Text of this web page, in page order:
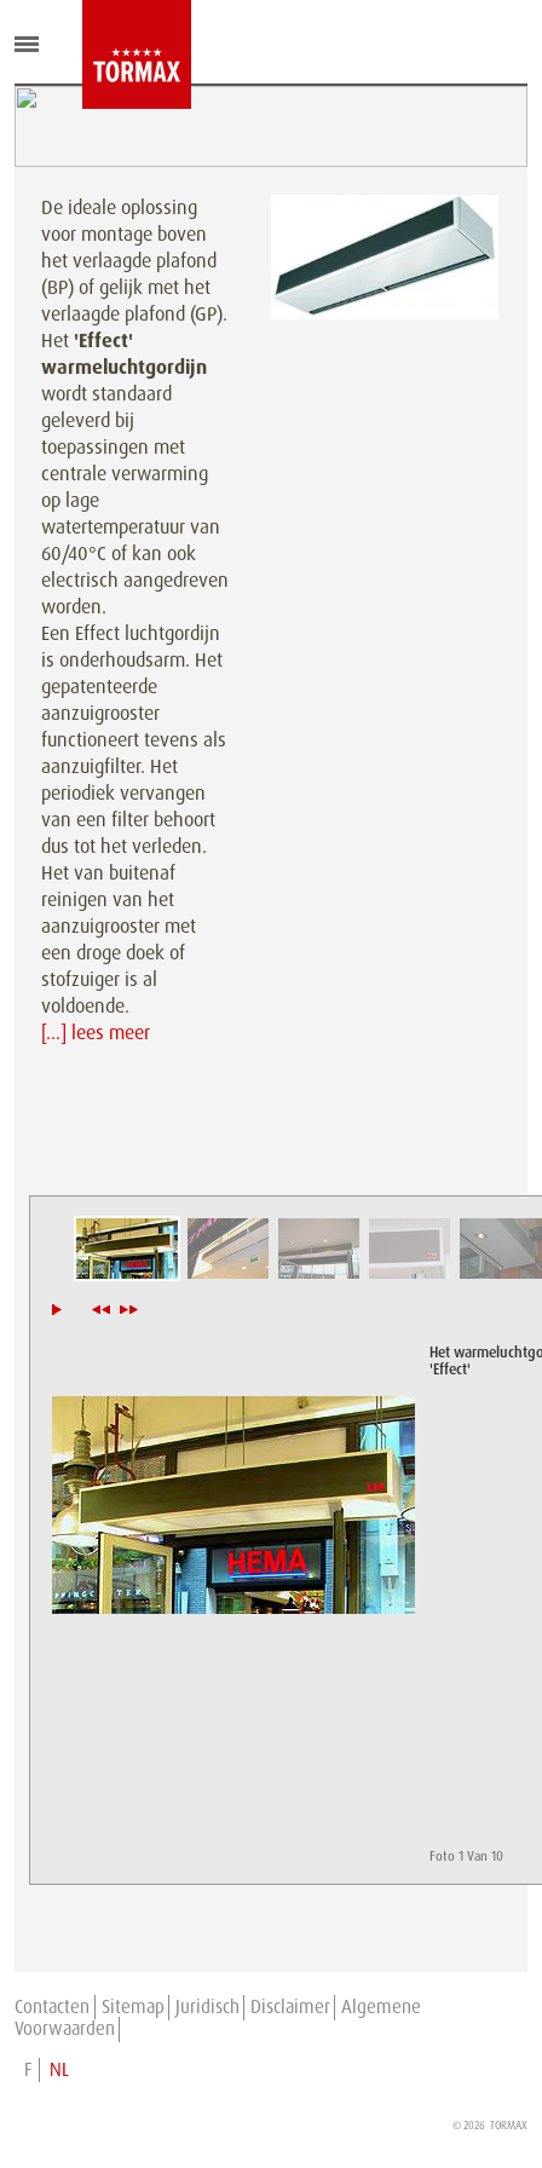
De ideale oplossing
voor montage boven
het verlaagde plafond
(BP) of gelijk met het
verlaagde plafond (GP).
Het 'Effect'
warmeluchtgordijn
wordt standaard
geleverd bij
toepassingen met
centrale verwarming
op lage
watertemperatuur van
60/40°C of kan ook
electrisch aangedreven
worden.
Een Effect luchtgordijn
is onderhoudsarm. Het
gepatenteerde
aanzuigrooster
functioneert tevens als
aanzuigfilter. Het
periodiek vervangen
van een filter behoort
dus tot het verleden.
Het van buitenaf
reinigen van het
aanzuigrooster met
een droge doek of
stofzuiger is al
voldoende.
[...] lees meer
Foto 1 Van 10
Het
'Effect'
Contacten Sitemap Juridisch Disclaimer Algemene
Voorwaarden
F
NL
© 2026 TORMAX